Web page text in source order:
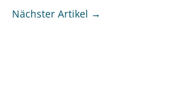
Nächster Artikel →